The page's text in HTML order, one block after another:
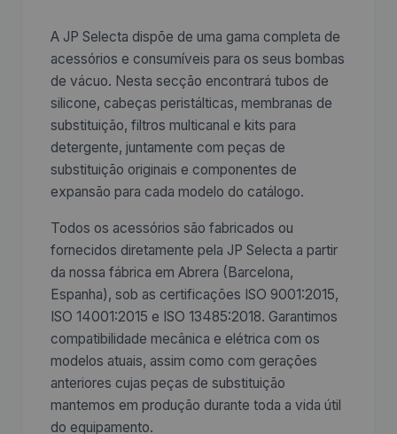
A JP Selecta dispõe de uma gama completa de
acessórios e consumíveis para os seus bombas
de vácuo. Nesta secção encontrará tubos de
silicone, cabeças peristálticas, membranas de
substituição, filtros multicanal e kits para
detergente, juntamente com peças de
substituição originais e componentes de
expansão para cada modelo do catálogo.
Todos os acessórios são fabricados ou
fornecidos diretamente pela JP Selecta a partir
da nossa fábrica em Abrera (Barcelona,
Espanha), sob as certificações ISO 9001:2015,
ISO 14001:2015 e ISO 13485:2018. Garantimos
compatibilidade mecânica e elétrica com os
modelos atuais, assim como com gerações
anteriores cujas peças de substituição
mantemos em produção durante toda a vida útil
do equipamento.